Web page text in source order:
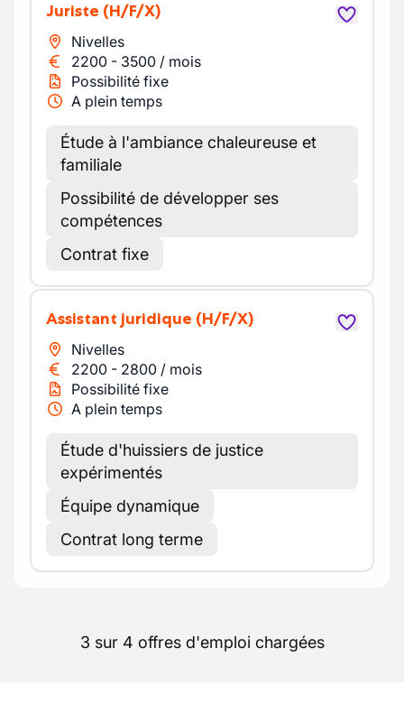
Juriste (H/F/X)
Nivelles
2200 - 3500 / mois
Possibilité fixe
A plein temps
Étude à l'ambiance chaleureuse et
familiale
Possibilité de développer ses
compétences
Contrat fixe
Assistant juridique (H/F/X)
Nivelles
2200 - 2800 / mois
Possibilité fixe
A plein temps
Étude d'huissiers de justice
expérimentés
Équipe dynamique
Contrat long terme
3 sur 4 offres d'emploi chargées